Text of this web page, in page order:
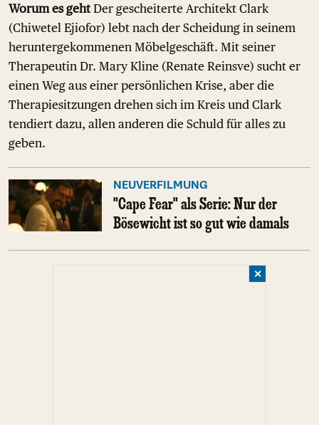
Worum es gehtDer gescheiterte Architekt Clark
(Chiwetel Ejiofor) lebt nach der Scheidung in seinem
heruntergekommenen Möbelgeschäft. Mit seiner
Therapeutin Dr. Mary Kline (Renate Reinsve) sucht er
einen Weg aus einer persönlichen Krise, aber die
Therapiesitzungen drehen sich im Kreis und Clark
tendiert dazu, allen anderen die Schuld für alles zu
geben.
NEUVERFILMUNG
"Cape Fear" als Serie: Nur der
Bösewicht ist so gut wie damals
✕